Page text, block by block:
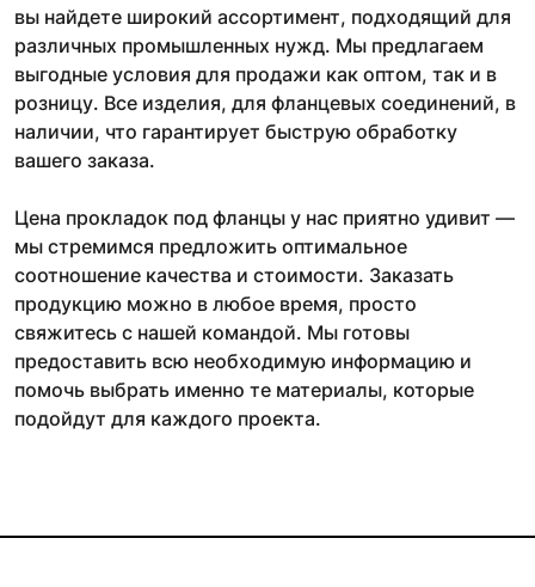
вы найдете широкий ассортимент, подходящий для
различных промышленных нужд. Мы предлагаем
выгодные условия для продажи как оптом, так и в
розницу. Все изделия, для фланцевых соединений, в
наличии, что гарантирует быструю обработку
вашего заказа.
Цена прокладок под фланцы у нас приятно удивит —
мы стремимся предложить оптимальное
соотношение качества и стоимости. Заказать
продукцию можно в любое время, просто
свяжитесь с нашей командой. Мы готовы
предоставить всю необходимую информацию и
помочь выбрать именно те материалы, которые
подойдут для каждого проекта.